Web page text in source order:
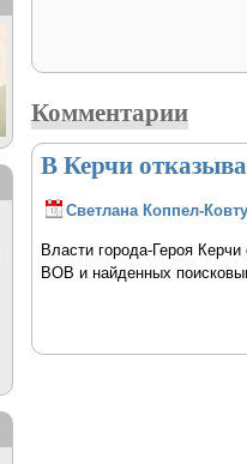
Комментарии
В Керчи
Светлана Коппел-
Власти города-Героя
ВОВ и найденных